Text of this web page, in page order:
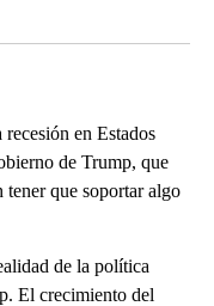
en Estados
de Trump, que
tener que soportar algo
de la política
El crecimiento del